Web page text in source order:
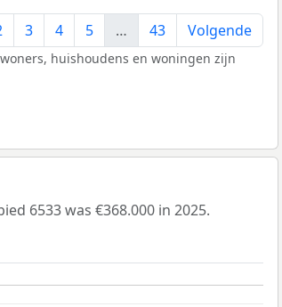
3 4 5 … 43 Volgende
huishoudens en woningen zijn
6533 was €368.000 in 2025.